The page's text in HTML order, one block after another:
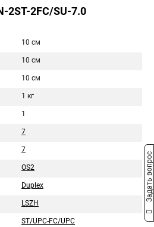
2ST-2FC/SU-7.0
10 см
10 см
10 см
1 кг
1
7
7
OS2
Duplex
LSZH
ST/UPC-FC/UPC
Задать вопрос